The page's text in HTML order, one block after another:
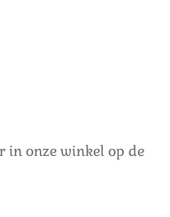
onze winkel op de